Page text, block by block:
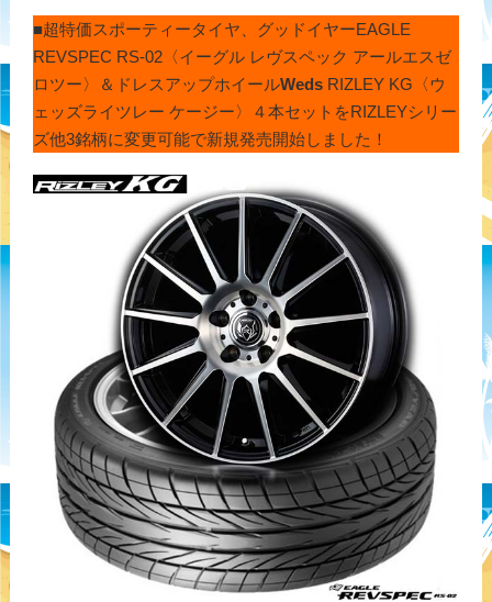
■超特価スポーティータイヤ、グッドイヤーEAGLE
REVSPEC RS-02〈イーグル レヴスペック アールエスゼ
ロツー〉＆ドレスアップホイールWedsRIZLEY KG〈ウ
ェッズライツレー ケージー〉４本セットをRIZLEYシリー
ズ他3銘柄に変更可能で新規発売開始しました！